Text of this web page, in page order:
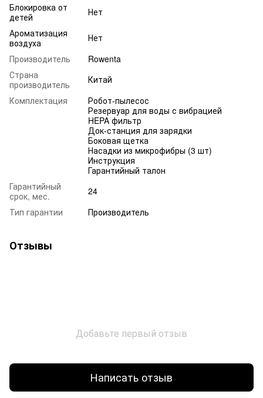
Блокировка от
детей
Нет
Ароматизация
воздуха
Нет
Производитель
Rowenta
Страна
производитель
Китай
Комплектация
Робот-пылесос
Резервуар для воды с вибрацией
HEPA фильтр
Док-станция для зарядки
Боковая щетка
Насадки из микрофибры (3 шт)
Инструкция
Гарантийный талон
Гарантийный
срок, мес.
24
Тип гарантии
Производитель
Отзывы
Добавьте первый отзыв
Написать отзыв